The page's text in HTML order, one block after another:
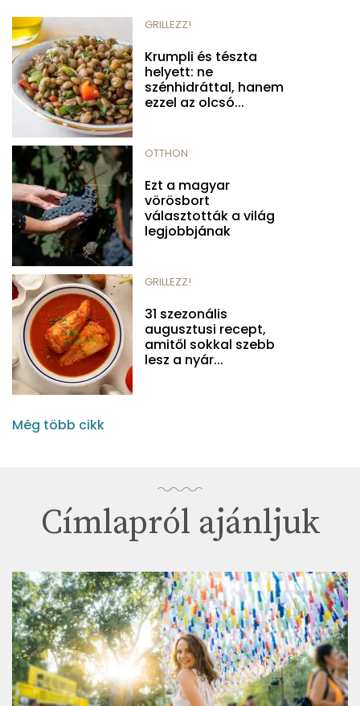
GRILLEZZ!
Krumpli és tészta
helyett: ne
szénhidráttal, hanem
ezzel az olcsó...
OTTHON
Ezt a magyar
vörösbort
választották a világ
legjobbjának
GRILLEZZ!
31 szezonális
augusztusi recept,
amitől sokkal szebb
lesz a nyár...
Még több cikk
Címlapról ajánljuk